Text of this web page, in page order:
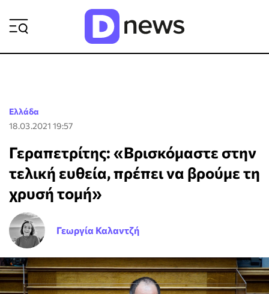
Ελλάδα
18.03.2021 19:57
Γεραπετρίτης: «Βρισκόμαστε στην
τελική ευθεία, πρέπει να βρούμε τη
χρυσή τομή»
Γεωργία Καλαντζή